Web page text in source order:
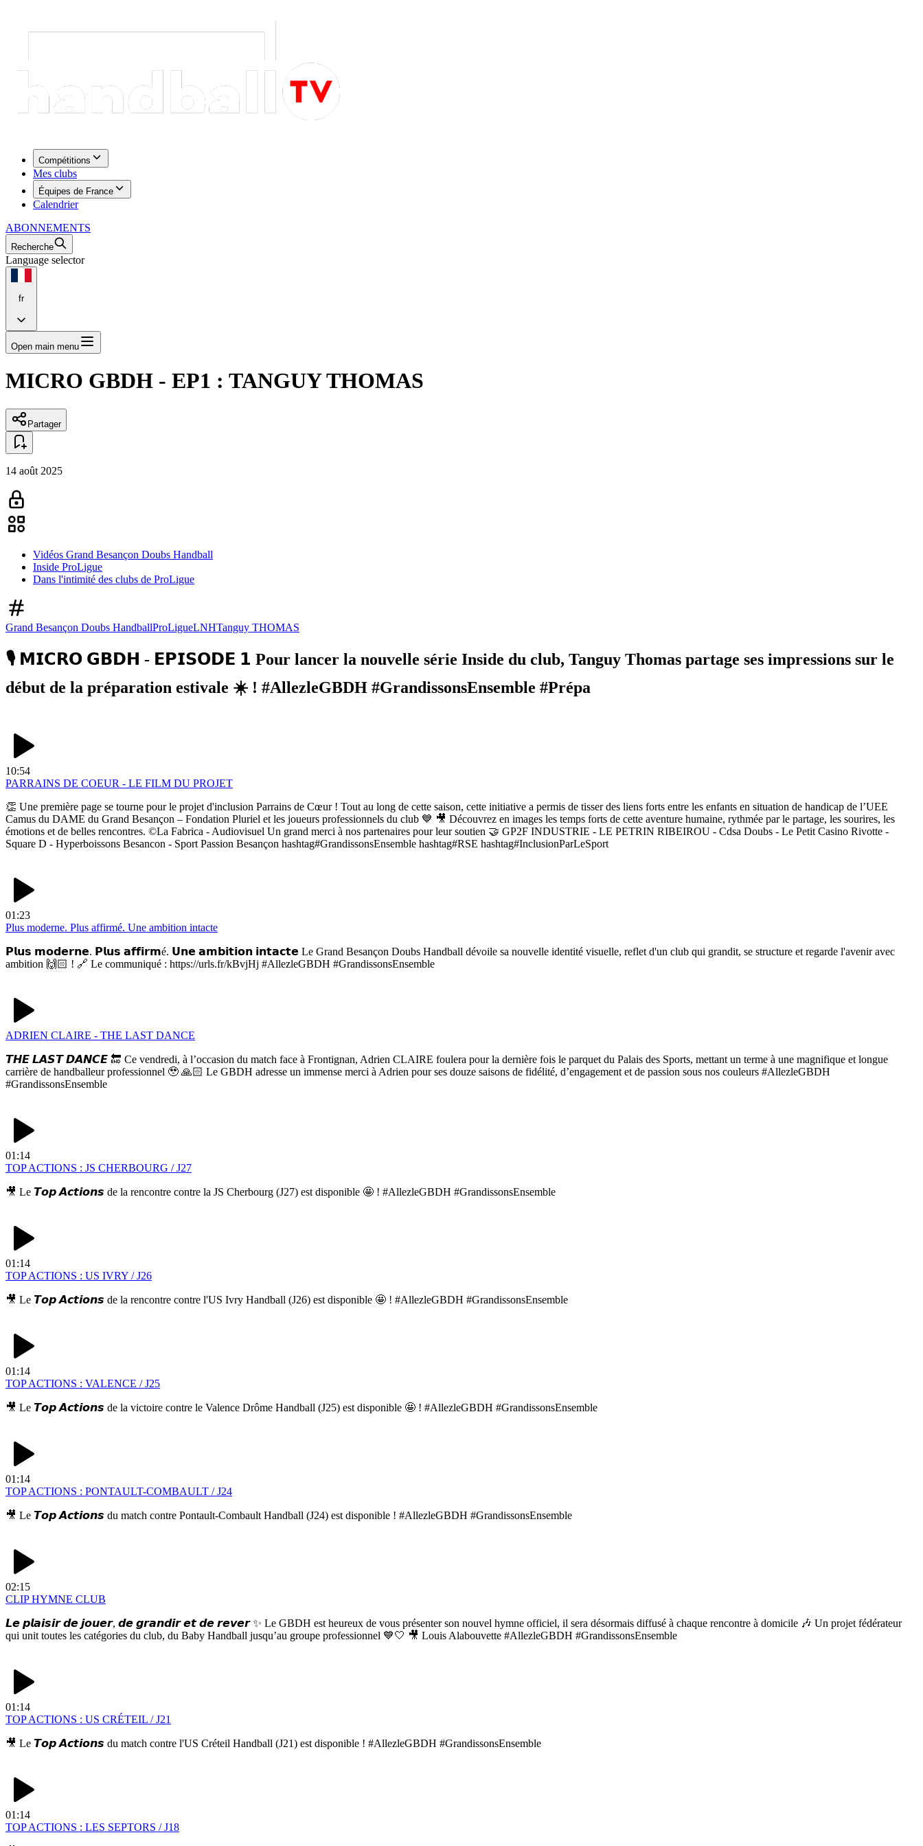
Compétitions
Mes clubs
Équipes de France
Calendrier
ABONNEMENTS
Recherche
Language selector
fr
Open main menu
MICRO GBDH - EP1 : TANGUY THOMAS
Partager
14 août 2025
Vidéos Grand Besançon Doubs Handball
Inside ProLigue
Dans l'intimité des clubs de ProLigue
Grand Besançon Doubs HandballProLigueLNHTanguy THOMAS
🎙 𝗠𝗜𝗖𝗥𝗢 𝗚𝗕𝗗𝗛 - 𝗘𝗣𝗜𝗦𝗢𝗗𝗘 𝟭 Pour lancer la nouvelle série Inside du club, Tanguy Thomas partage ses impressions sur le
début de la préparation estivale ☀ ! #AllezleGBDH #GrandissonsEnsemble #Prépa
10:54
PARRAINS DE COEUR - LE FILM DU PROJET
👏 Une première page se tourne pour le projet d'inclusion Parrains de Cœur ! Tout au long de cette saison, cette initiative a permis de tisser des liens forts entre les enfants en situation de handicap de l’UEE
Camus du DAME du Grand Besançon – Fondation Pluriel et les joueurs professionnels du club 💙 🎥 Découvrez en images les temps forts de cette aventure humaine, rythmée par le partage, les sourires, les
émotions et de belles rencontres. ©️La Fabrica - Audiovisuel Un grand merci à nos partenaires pour leur soutien 🤝 GP2F INDUSTRIE - LE PETRIN RIBEIROU - Cdsa Doubs - Le Petit Casino Rivotte -
Square D - Hyperboissons Besancon - Sport Passion Besançon hashtag#GrandissonsEnsemble hashtag#RSE hashtag#InclusionParLeSport
01:23
Plus moderne. Plus affirmé. Une ambition intacte
𝗣𝗹𝘂𝘀 𝗺𝗼𝗱𝗲𝗿𝗻𝗲. 𝗣𝗹𝘂𝘀 𝗮𝗳𝗳𝗶𝗿𝗺é. 𝗨𝗻𝗲 𝗮𝗺𝗯𝗶𝘁𝗶𝗼𝗻 𝗶𝗻𝘁𝗮𝗰𝘁𝗲 Le Grand Besançon Doubs Handball dévoile sa nouvelle identité visuelle, reflet d'un club qui grandit, se structure et regarde l'avenir avec
ambition 🙌🏻 ! 🔗 Le communiqué : https://urls.fr/kBvjHj #AllezleGBDH #GrandissonsEnsemble
ADRIEN CLAIRE - THE LAST DANCE
𝙏𝙃𝙀 𝙇𝘼𝙎𝙏 𝘿𝘼𝙉𝘾𝙀 🔚 Ce vendredi, à l’occasion du match face à Frontignan, Adrien CLAIRE foulera pour la dernière fois le parquet du Palais des Sports, mettant un terme à une magnifique et longue
carrière de handballeur professionnel 🥹 🙏🏻 Le GBDH adresse un immense merci à Adrien pour ses douze saisons de fidélité, d’engagement et de passion sous nos couleurs #AllezleGBDH
#GrandissonsEnsemble
01:14
TOP ACTIONS : JS CHERBOURG / J27
🎥 Le 𝙏𝙤𝙥 𝘼𝙘𝙩𝙞𝙤𝙣𝙨 de la rencontre contre la JS Cherbourg (J27) est disponible 🤩 ! #AllezleGBDH #GrandissonsEnsemble
01:14
TOP ACTIONS : US IVRY / J26
🎥 Le 𝙏𝙤𝙥 𝘼𝙘𝙩𝙞𝙤𝙣𝙨 de la rencontre contre l'US Ivry Handball (J26) est disponible 🤩 ! #AllezleGBDH #GrandissonsEnsemble
01:14
TOP ACTIONS : VALENCE / J25
🎥 Le 𝙏𝙤𝙥 𝘼𝙘𝙩𝙞𝙤𝙣𝙨 de la victoire contre le Valence Drôme Handball (J25) est disponible 🤩 ! #AllezleGBDH #GrandissonsEnsemble
01:14
TOP ACTIONS : PONTAULT-COMBAULT / J24
🎥 Le 𝙏𝙤𝙥 𝘼𝙘𝙩𝙞𝙤𝙣𝙨 du match contre Pontault-Combault Handball (J24) est disponible ! #AllezleGBDH #GrandissonsEnsemble
02:15
CLIP HYMNE CLUB
𝙇𝙚 𝙥𝙡𝙖𝙞𝙨𝙞𝙧 𝙙𝙚 𝙟𝙤𝙪𝙚𝙧, 𝙙𝙚 𝙜𝙧𝙖𝙣𝙙𝙞𝙧 𝙚𝙩 𝙙𝙚 𝙧𝙚𝙫𝙚𝙧 ✨ Le GBDH est heureux de vous présenter son nouvel hymne officiel, il sera désormais diffusé à chaque rencontre à domicile 🎶 Un projet fédérateur
qui unit toutes les catégories du club, du Baby Handball jusqu’au groupe professionnel 💙🤍 🎥 Louis Alabouvette #AllezleGBDH #GrandissonsEnsemble
01:14
TOP ACTIONS : US CRÉTEIL / J21
🎥 Le 𝙏𝙤𝙥 𝘼𝙘𝙩𝙞𝙤𝙣𝙨 du match contre l'US Créteil Handball (J21) est disponible ! #AllezleGBDH #GrandissonsEnsemble
01:14
TOP ACTIONS : LES SEPTORS / J18